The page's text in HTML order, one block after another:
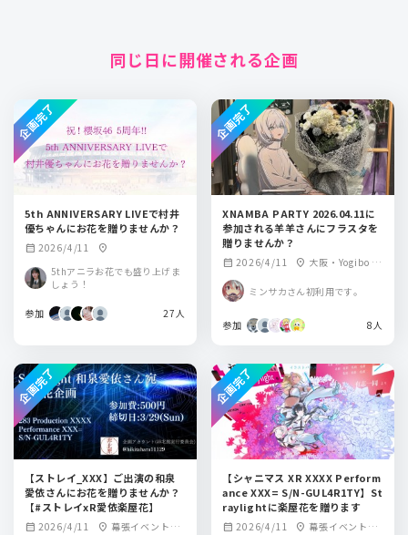
同じ日に開催される企画
5th ANNIVERSARY LIVEで村井
優ちゃんにお花を贈りませんか？
calendar_month 2026/4/11 location_on
5thアニラお花でも盛り上げま
しょう！
参加 27人
企画完了
XNAMBA PARTY 2026.04.11に
参加される羊羊さんにフラスタを
贈りませんか？
calendar_month 2026/4/11 location_on 大阪・Yogibo M
ミンサカさん初利用です。
参加 8人
企画完了
【ストレイ_XXX】ご出演の和泉
愛依さんにお花を贈りませんか？
【#ストレイxR愛依楽屋花】
calendar_month 2026/4/11 location_on 幕張イベントホ
企画完了
【シャニマス XR XXXX Perform
ance XXX= S/N-GUL4R1TY】St
raylightに楽屋花を贈ります
calendar_month 2026/4/11 location_on 幕張イベントホ
企画完了